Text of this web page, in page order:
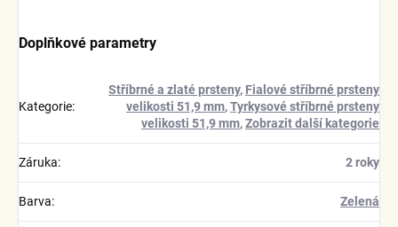
Doplňkové parametry
Kategorie:
Stříbrné a zlaté prsteny, Fialové stříbrné prsteny
velikosti 51,9 mm,Tyrkysové stříbrné prsteny
velikosti 51,9 mm,Zobrazit další kategorie
Záruka: 2 roky
Barva: Zelená